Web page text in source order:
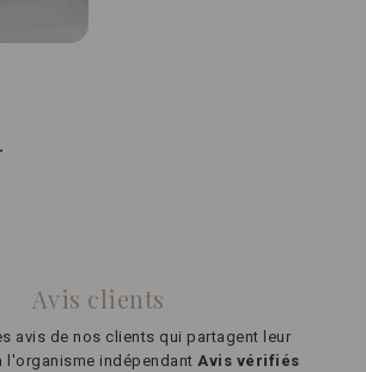
Avis clients
avis de nos clients qui partagent leur
l'organisme indépendant Avis vérifiés